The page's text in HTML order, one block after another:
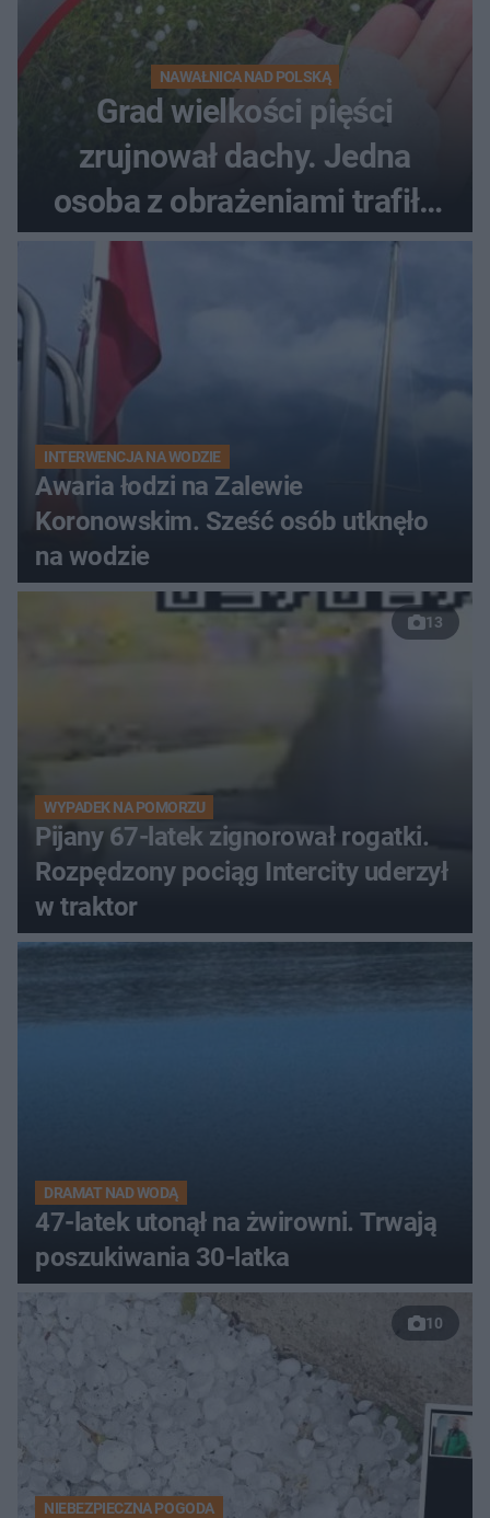
NAWAŁNICA NAD POLSKĄ
Grad wielkości pięści
zrujnował dachy. Jedna
osoba z obrażeniami trafiła
do szpitala
INTERWENCJA NA WODZIE
Awaria łodzi na Zalewie
Koronowskim. Sześć osób utknęło
na wodzie
13
WYPADEK NA POMORZU
Pijany 67-latek zignorował rogatki.
Rozpędzony pociąg Intercity uderzył
w traktor
DRAMAT NAD WODĄ
47-latek utonął na żwirowni. Trwają
poszukiwania 30-latka
10
NIEBEZPIECZNA POGODA